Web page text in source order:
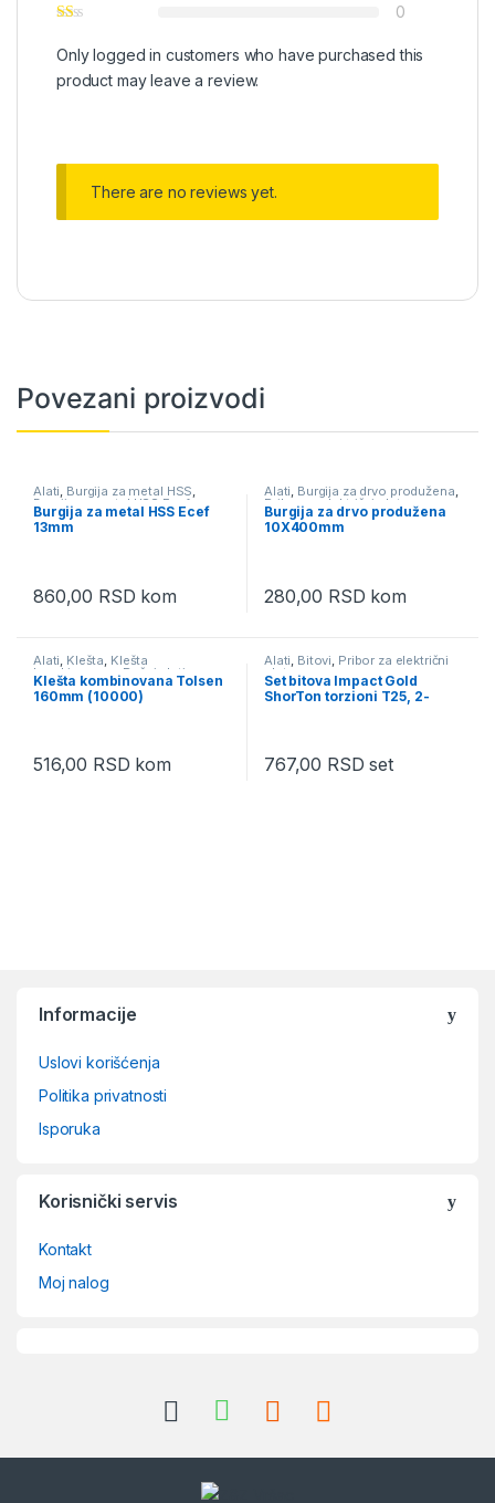
0
Only logged in customers who have purchased this
product may leave a review.
There are no reviews yet.
Povezani proizvodi
Alati, Burgija za metal HSS,
Burgija za metal HSS Ecef,
Pribor za električni alat
Burgija za metal HSS Ecef
13mm
860,00 RSD kom
Alati, Burgija za drvo produžena,
Pribor za električni alat
Burgija za drvo produžena
10X400mm
280,00 RSD kom
Alati, Klešta, Klešta
kombinovana , Ručni alati
Klešta kombinovana Tolsen
160mm (10000)
516,00 RSD kom
Alati, Bitovi, Pribor za električni
alat
Set bitova Impact Gold
ShorTon torzioni T25, 2-
767,00 RSD set
Informacije
Uslovi korišćenja
Politika privatnosti
Isporuka
Korisnički servis
Kontakt
Moj nalog